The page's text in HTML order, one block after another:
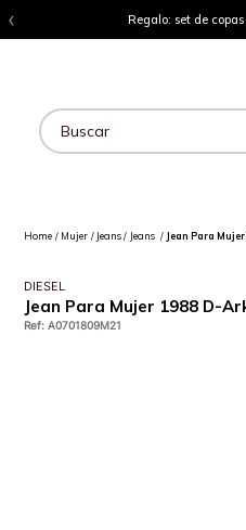
‹ Regalo: set de
Buscar
Mujer Jeans Jeans Jean Para
DIESEL
Jean Para Mujer 1988 D-
Ref:A0701809M21